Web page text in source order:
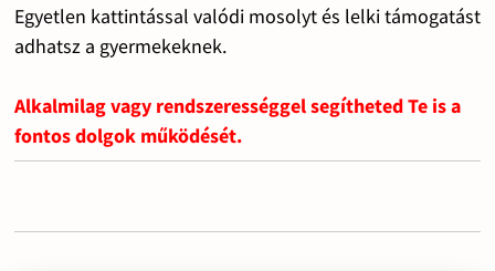
Egyetlen kattintással valódi mosolyt és lelki támogatást
adhatsz a gyermekeknek.
Alkalmilag vagy rendszerességgel segítheted Te is a
fontos dolgok működését.